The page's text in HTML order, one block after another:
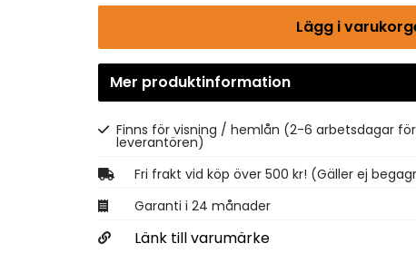
Lägg i
Mer produktinformation
Finns för visning / hemlån (2-6 arbetsdagar
leverantören)
Fri frakt vid köp över 500 kr! (Gäller ej
Garanti i 24 månader
Länk till varumärke